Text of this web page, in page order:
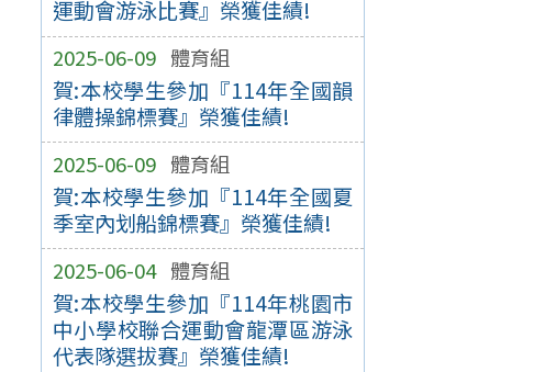
運動會游泳比賽』榮獲佳績!
2025-06-09 體育組
賀:本校學生參加『114年全國韻
律體操錦標賽』榮獲佳績!
2025-06-09 體育組
賀:本校學生參加『114年全國夏
季室內划船錦標賽』榮獲佳績!
2025-06-04 體育組
賀:本校學生參加『114年桃園市
中小學校聯合運動會龍潭區游泳
代表隊選拔賽』榮獲佳績!